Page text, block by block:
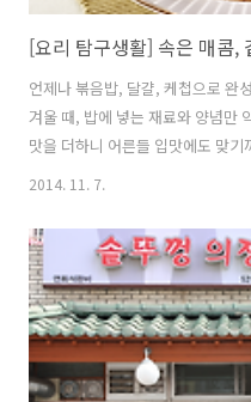
언제나 볶음밥, 달걀, 케첩으로 완
겨울 때, 밥에 넣는 재료와 양념만
맛을 더하니 어른들 입맛에도 맞
넣거나, 샐러드를 곁들여 근사하게
(0.5)+고춧가루(0.5)+간장(1.5)+
양념 소금(약간) # 재료에 들어가는
기준! 매콤가지오므라이스 만들기
썰고, 양파는 굵게 다진다. 2. 달걀
유(2)를 두른 뒤 양파를 ..
2014. 11. 7.